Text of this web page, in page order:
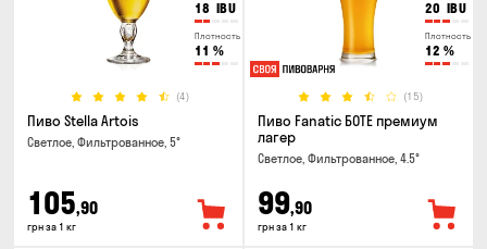
18 IBU
Плотность
11 %
(4)
Пиво Stella Artois
Светлое, Фильтрованное, 5°
105,90
грн за 1 кг
20 IBU
Плотность
12 %
(15)
Пиво Fanatic БОТЕ премиум
лагер
Светлое, Фильтрованное, 4.5°
99,90
грн за 1 кг